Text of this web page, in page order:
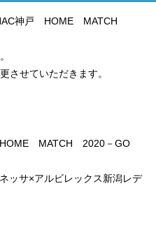
神戸 HOME MATCH
させていただきます。
MATCH 2020－GO
ッサ×アルビレックス新潟レデ